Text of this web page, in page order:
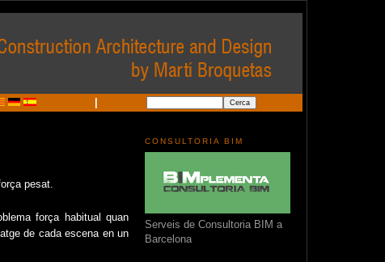
CONSULTORIA BIM
Serveis de Consultoria BIM a
Barcelona
pesat.
força habitual quan
de cada escena en un